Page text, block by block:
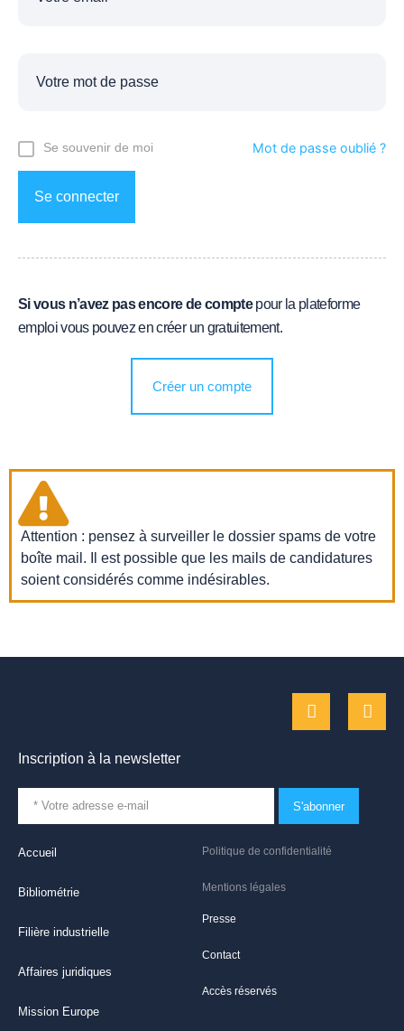
Se souvenir de moi Mot de passe oublié ?
Se connecter
Si vous n’avez pas encore de comptepour la plateforme
emploi vous pouvez en créer un gratuitement.
Créer un compte
Attention : pensez à surveiller le dossier spams de votre
boîte mail. Il est possible que les mails de candidatures
soient considérés comme indésirables.
Politique de confidentialité
Mentions légales
Presse
Contact
Accès réservés
Accueil
Bibliométrie
Filière industrielle
Affaires juridiques
Mission Europe
Inscription à la newsletter
S'abonner